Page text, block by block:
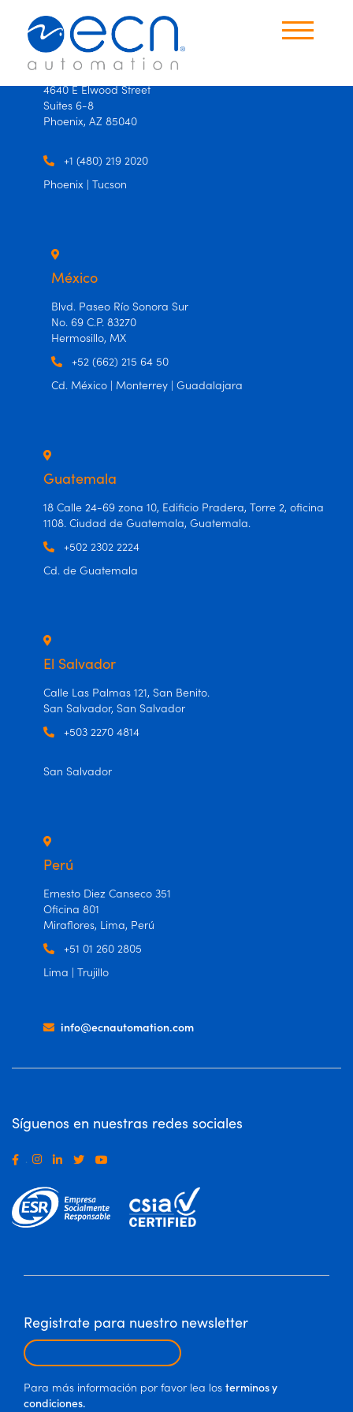
Productos
Oficinas
Contáctanos
USA
4640 E Elwood Street
Suites 6-8
Phoenix, AZ 85040
+1 (480) 219 2020
Phoenix | Tucson
México
Blvd. Paseo Río Sonora Sur
No. 69 C.P. 83270
Hermosillo, MX
+52 (662) 215 64 50
Cd. México | Monterrey | Guadalajara
Guatemala
18 Calle 24-69 zona 10, Edificio Pradera, Torre 2, oficina
1108. Ciudad de Guatemala, Guatemala.
+502 2302 2224
Cd. de Guatemala
El Salvador
Calle Las Palmas 121, San Benito.
San Salvador, San Salvador
+503 2270 4814
San Salvador
Perú
Ernesto Diez Canseco 351
Oficina 801
Miraflores, Lima, Perú
+51 01 260 2805
Lima | Trujillo
info@ecnautomation.com
Síguenos en nuestras redes sociales
.
Registrate para nuestro newsletter
Para más información por favor lea los terminos y
condiciones.